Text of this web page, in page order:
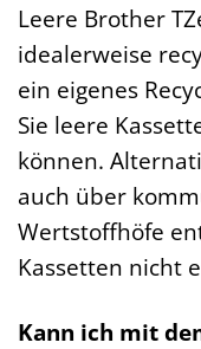
Leere Brother
idealerweise
ein eigenes
Sie leere
können.
auch über
Wertstoffhöfe
Kassetten nicht
Kann ich mit